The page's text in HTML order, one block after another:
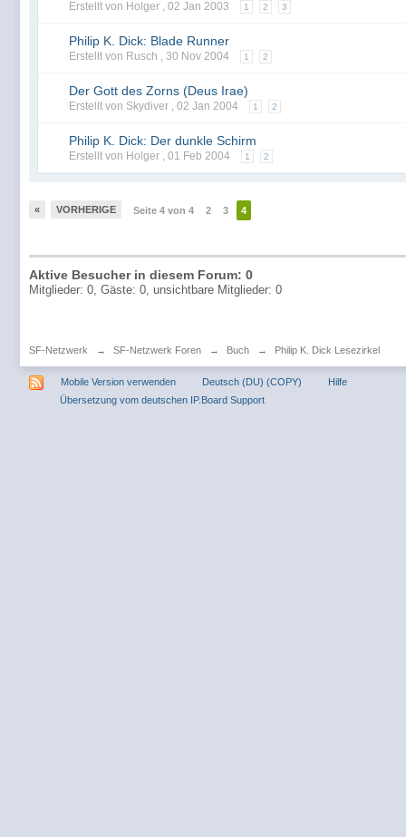
Erstellt von Holger , 02 Jan 2003 1 2 3
Philip K. Dick: Blade Runner
Erstellt von Rusch , 30 Nov 2004 1 2
Der Gott des Zorns (Deus Irae)
Erstellt von Skydiver , 02 Jan 2004 1 2
Philip K. Dick: Der dunkle Schirm
Erstellt von Holger , 01 Feb 2004 1 2
« VORHERIGE Seite 4 von 4 2 3 4
Aktive Besucher in diesem Forum: 0
Mitglieder: 0, Gäste: 0, unsichtbare Mitglieder: 0
SF-Netzwerk → SF-Netzwerk Foren → Buch → Philip K. Dick Lesezirkel
Mobile Version verwenden Deutsch (DU) (COPY)
Hilfe
Übersetzung vom deutschen IP.Board Support